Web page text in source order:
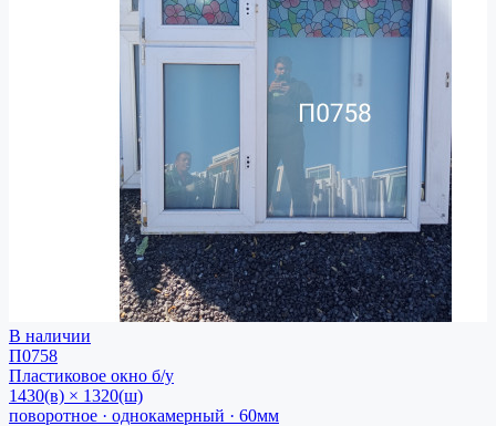
В наличии
П0758
Пластиковое окно б/у
1430(в) × 1320(ш)
поворотное · однокамерный · 60мм